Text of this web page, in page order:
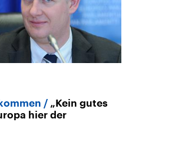
„Kein gutes
hier der